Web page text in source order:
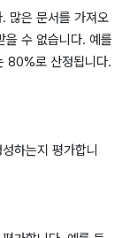
많은 문서를 가져오
을 수 없습니다. 예를
80%로 산정됩니다.
하는지 평가합니